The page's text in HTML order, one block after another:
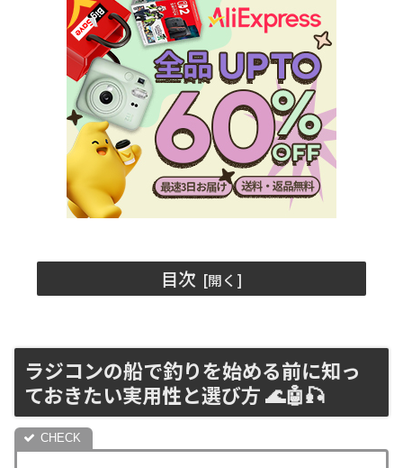
目次
ラジコンの船で釣りを始める前に知っ
ておきたい実用性と選び方 🌊🤖🎣